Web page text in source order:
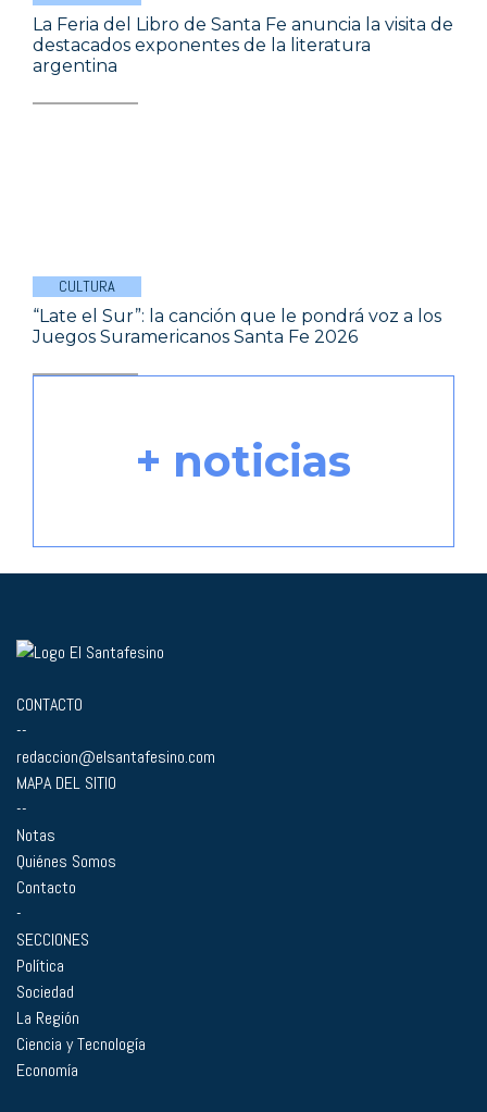
La Feria del Libro de Santa Fe anuncia la visita de
destacados exponentes de la literatura
argentina
CULTURA
“Late el Sur”: la canción que le pondrá voz a los
Juegos Suramericanos Santa Fe 2026
+ noticias
CONTACTO
--
redaccion@elsantafesino.com
MAPA DEL SITIO
--
Notas
Quiénes Somos
Contacto
-
SECCIONES
Política
Sociedad
La Región
Ciencia y Tecnología
Economía